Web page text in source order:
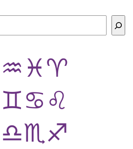
♒♓♈
♊♋♌
♎♏♐